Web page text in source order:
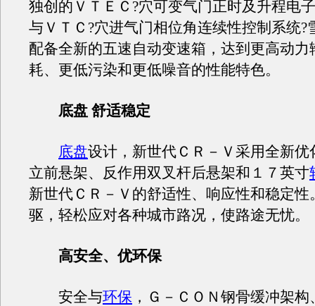
独创的ＶＴＥＣ?穴可变气门正时及升程电
与ＶＴＣ?穴进气门相位角连续性控制系统?
配备全新的五速自动变速箱，达到更高动力
耗、更低污染和更低噪音的性能特色。
底盘 舒适稳定
底盘设计，新世代ＣＲ－Ｖ采用全新优
立前悬架、反作用双叉杆后悬架和１７英寸
新世代ＣＲ－Ｖ的舒适性、响应性和稳定性
驱，轻松应对各种城市路况，使路途无忧。
高安全、优环保
安全与环保 ，Ｇ－ＣＯＮ钢骨缓冲架构